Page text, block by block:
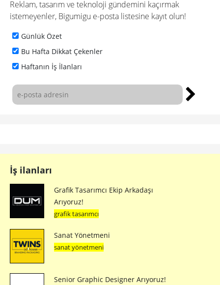
Reklam, tasarım ve teknoloji gündemini kaçırmak
istemeyenler, Bigumigu e-posta listesine kayıt olun!
Günlük Özet
Bu Hafta Dikkat Çekenler
Haftanın İş İlanları
İş ilanları
Grafik Tasarımcı Ekip Arkadaşı
Arıyoruz!
grafik tasarımcı
Sanat Yönetmeni
sanat yönetmeni
Senior Graphic Designer Arıyoruz!